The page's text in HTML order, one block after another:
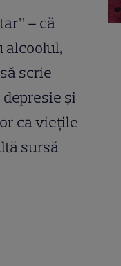
– că
alcoolul,
scrie
şi
ca vieţile
sursă